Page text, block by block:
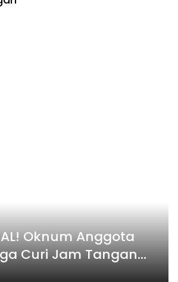
Oknum Anggota
Curi Jam Tangan
Toko Ponsel